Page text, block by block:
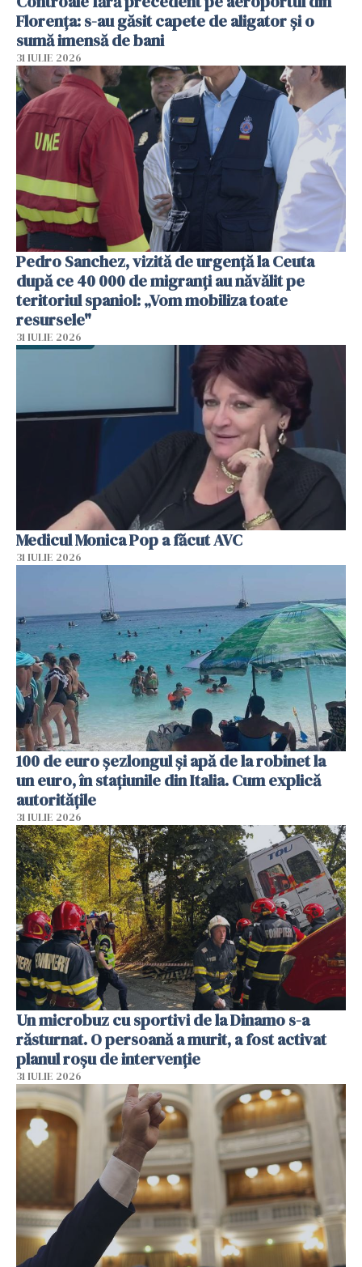
Florența: s-au găsit capete de aligator și o
sumă imensă de bani
31 IULIE 2026
Pedro Sanchez, vizită de urgență la Ceuta
după ce 40 000 de migranți au năvălit pe
teritoriul spaniol: „Vom mobiliza toate
resursele"
31 IULIE 2026
Medicul Monica Pop a făcut AVC
31 IULIE 2026
100 de euro șezlongul și apă de la robinet la
un euro, în stațiunile din Italia. Cum explică
autoritățile
31 IULIE 2026
Un microbuz cu sportivi de la Dinamo s-a
răsturnat. O persoană a murit, a fost activat
planul roșu de intervenție
31 IULIE 2026